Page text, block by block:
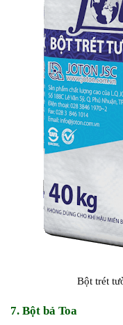
Bột trét
7. Bột bả Toa